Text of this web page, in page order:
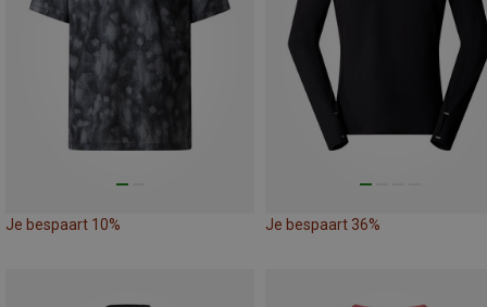
Je bespaart 10% Je bespaart 36%